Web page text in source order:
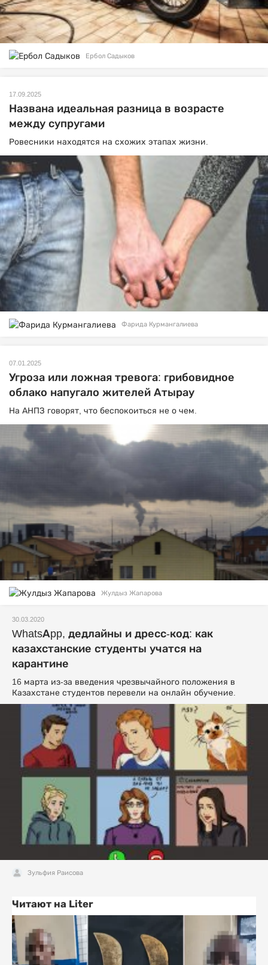
Ербол Садыков
17.09.2025
Названа идеальная разница в возрасте
между супругами
Ровесники находятся на схожих этапах жизни.
Фарида Курмангалиева
07.01.2025
Угроза или ложная тревога: грибовидное
облако напугало жителей Атырау
На АНПЗ говорят, что беспокоиться не о чем.
Жулдыз Жапарова
30.03.2020
WhatsАpp, дедлайны и дресс-код: как
казахстанские студенты учатся на
карантине
16 марта из-за введения чрезвычайного положения в
Казахстане студентов перевели на онлайн обучение.
Зульфия Раисова
Читают на Liter